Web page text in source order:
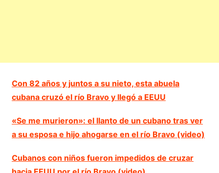
Con 82 años y juntos a su nieto, esta abuela
cubana cruzó el río Bravo y llegó a EEUU
«Se me murieron»: el llanto de un cubano tras ver
a su esposa e hijo ahogarse en el río Bravo (video)
Cubanos con niños fueron impedidos de cruzar